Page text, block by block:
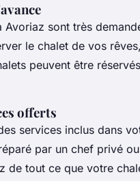
Avoriaz sont très
le chalet de vos
peuvent être
offerts
services inclus dans
par un chef privé
de tout ce que votre